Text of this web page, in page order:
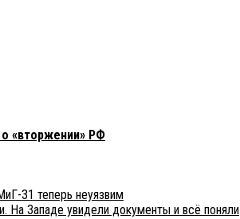
«вторжении» РФ
31 теперь неуязвим
На Западе увидели документы и всё поняли